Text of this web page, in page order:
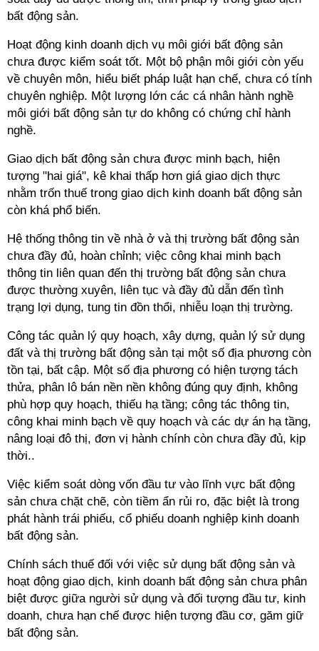
bất động sản.
Hoạt động kinh doanh dịch vụ môi giới bất động sản
chưa được kiểm soát tốt. Một bộ phận môi giới còn yếu
về chuyên môn, hiểu biết pháp luật hạn chế, chưa có tính
chuyên nghiệp. Một lượng lớn các cá nhân hành nghề
môi giới bất động sản tự do không có chứng chỉ hành
nghề.
Giao dịch bất động sản chưa được minh bạch, hiện
tượng "hai giá", kê khai thấp hơn giá giao dịch thực
nhằm trốn thuế trong giao dịch kinh doanh bất động sản
còn khá phổ biến.
Hệ thống thông tin về nhà ở và thị trường bất động sản
chưa đầy đủ, hoàn chỉnh; việc công khai minh bạch
thông tin liên quan đến thị trường bất động sản chưa
được thường xuyên, liên tục và đầy đủ dẫn đến tình
trạng lợi dụng, tung tin đồn thổi, nhiễu loạn thị trường.
Công tác quản lý quy hoạch, xây dựng, quản lý sử dụng
đất và thị trường bất động sản tại một số địa phương còn
tồn tại, bất cập. Một số địa phương có hiện tượng tách
thửa, phân lô bán nền nền không đúng quy định, không
phù hợp quy hoạch, thiếu hạ tầng; công tác thông tin,
công khai minh bạch về quy hoạch và các dự án hạ tầng,
nâng loại đô thị, đơn vị hành chính còn chưa đầy đủ, kịp
thời..
Việc kiểm soát dòng vốn đầu tư vào lĩnh vực bất động
sản chưa chặt chẽ, còn tiềm ẩn rủi ro, đặc biệt là trong
phát hành trái phiếu, cổ phiếu doanh nghiệp kinh doanh
bất động sản.
Chính sách thuế đối với việc sử dụng bất động sản và
hoạt động giao dịch, kinh doanh bất động sản chưa phân
biệt được giữa người sử dụng và đối tượng đầu tư, kinh
doanh, chưa hạn chế được hiện tượng đầu cơ, găm giữ
bất động sản.